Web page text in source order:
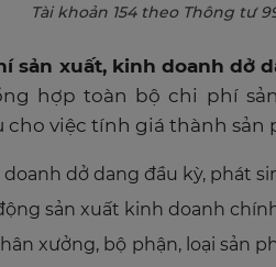
Tài khoản 154 theo Thông tư
sản xuất, kinh doanh dở
hợp toàn bộ chi phí
việc tính giá thành sản
dở dang đầu kỳ, phát
sản xuất kinh doanh
xưởng, bộ phận, loại sản